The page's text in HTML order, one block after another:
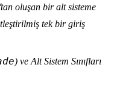
oluşan bir alt sisteme
tek bir giriş
) ve Alt Sistem Sınıfları